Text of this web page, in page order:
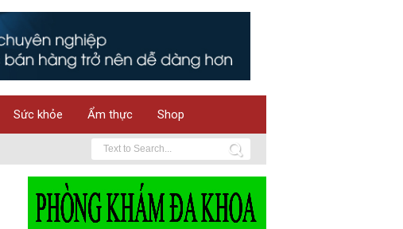
Sức khỏe Ẩm thực Shop